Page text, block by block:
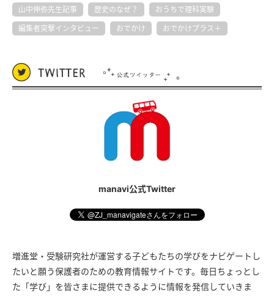
山中伸弥先生記事 歴史のなぜ？ おうちで理科実験
編集者突撃インタビュー おでかけ おでかけプラス＋
manavi公式Twitter
増進堂・受験研究社が運営する子どもたちの学びをナビゲートし
たいと願う保護者のための教育情報サイトです。毎日ちょっとし
た「学び」を皆さまに提供できるように情報を発信していきま